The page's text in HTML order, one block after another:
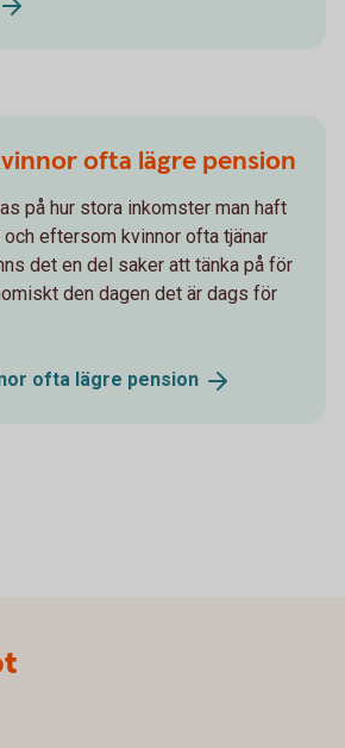
ofta lägre pension
på hur stora inkomster man haft
eftersom kvinnor ofta tjänar
det en del saker att tänka på för
den dagen det är dags för
ofta lägre pension